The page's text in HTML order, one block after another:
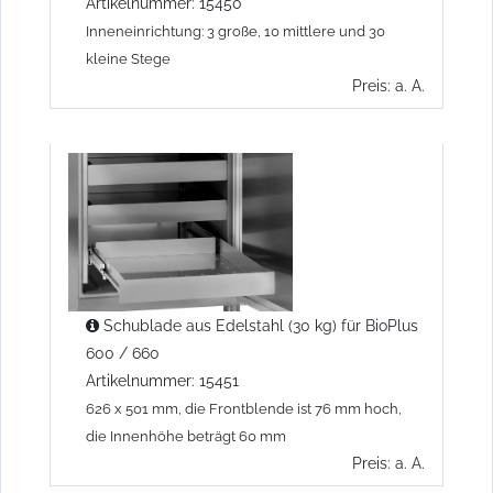
Inneneinrichtung: 3 große, 10 mittlere und 30
kleine Stege
Preis: a. A.
Schublade aus Edelstahl (30 kg) für BioPlus
600 / 660
Artikelnummer: 15451
626 x 501 mm, die Frontblende ist 76 mm hoch,
die Innenhöhe beträgt 60 mm
Preis: a. A.